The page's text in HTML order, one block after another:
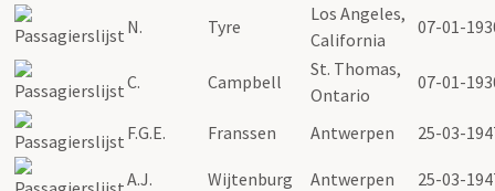
N. Tyre
Los Angeles,
California
07-01-
C. Campbell
St. Thomas,
Ontario
07-01-
F.G.E. Franssen Antwerpen 25-03-
A.J. Wijtenburg Antwerpen 25-03-